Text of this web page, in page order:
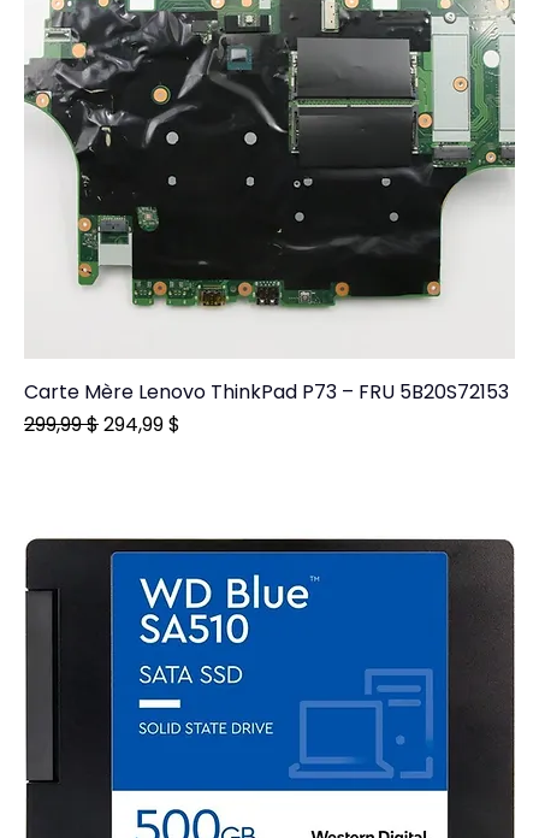
Carte Mère Lenovo ThinkPad P73 – FRU 5B20S72153
Prix original
299,99 $Prix promotionnel
294,99 $